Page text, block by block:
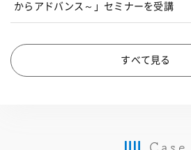
からアドバンス～」セミナーを受講
すべて見る
Case